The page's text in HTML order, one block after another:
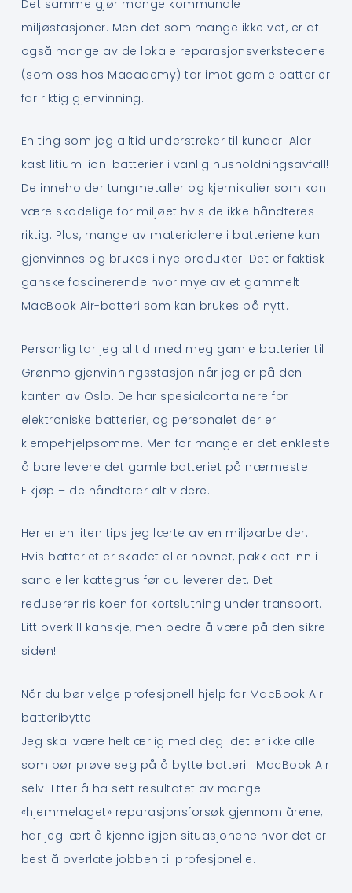
Det samme gjør mange kommunale
miljøstasjoner. Men det som mange ikke vet, er at
også mange av de lokale reparasjonsverkstedene
(som oss hos Macademy) tar imot gamle batterier
for riktig gjenvinning.
En ting som jeg alltid understreker til kunder: Aldri
kast litium-ion-batterier i vanlig husholdningsavfall!
De inneholder tungmetaller og kjemikalier som kan
være skadelige for miljøet hvis de ikke håndteres
riktig. Plus, mange av materialene i batteriene kan
gjenvinnes og brukes i nye produkter. Det er faktisk
ganske fascinerende hvor mye av et gammelt
MacBook Air-batteri som kan brukes på nytt.
Personlig tar jeg alltid med meg gamle batterier til
Grønmo gjenvinningsstasjon når jeg er på den
kanten av Oslo. De har spesialcontainere for
elektroniske batterier, og personalet der er
kjempehjelpsomme. Men for mange er det enkleste
å bare levere det gamle batteriet på nærmeste
Elkjøp – de håndterer alt videre.
Her er en liten tips jeg lærte av en miljøarbeider:
Hvis batteriet er skadet eller hovnet, pakk det inn i
sand eller kattegrus før du leverer det. Det
reduserer risikoen for kortslutning under transport.
Litt overkill kanskje, men bedre å være på den sikre
siden!
Når du bør velge profesjonell hjelp for MacBook Air
batteribytte
Jeg skal være helt ærlig med deg: det er ikke alle
som bør prøve seg på å bytte batteri i MacBook Air
selv. Etter å ha sett resultatet av mange
«hjemmelaget» reparasjonsforsøk gjennom årene,
har jeg lært å kjenne igjen situasjonene hvor det er
best å overlate jobben til profesjonelle.